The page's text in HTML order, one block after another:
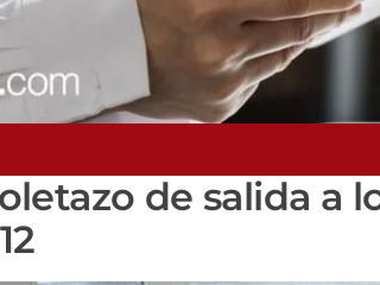
de salida a